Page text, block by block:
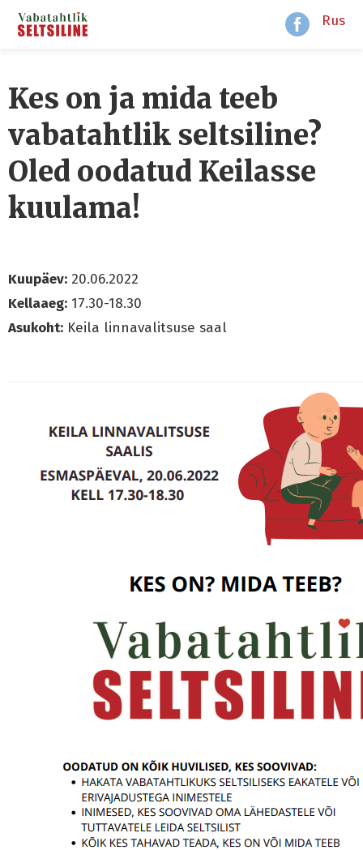
Rus
Kes on ja mida teeb
vabatahtlik seltsiline?
Oled oodatud Keilasse
kuulama!
Kuupäev: 20.06.2022
Kellaaeg: 17.30-18.30
Asukoht: Keila linnavalitsuse saal